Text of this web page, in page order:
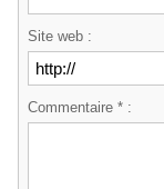
Site web :
Commentaire * :